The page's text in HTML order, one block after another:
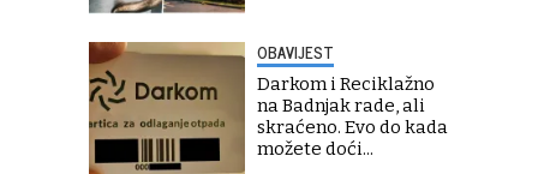
OBAVIJEST
Darkom i Reciklažno
na Badnjak rade, ali
skraćeno. Evo do kada
možete doći...